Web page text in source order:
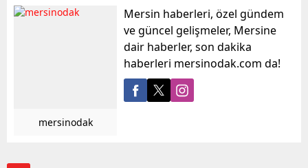
mersinodak
Mersin haberleri, özel gündem
ve güncel gelişmeler, Mersine
dair haberler, son dakika
haberleri mersinodak.com da!